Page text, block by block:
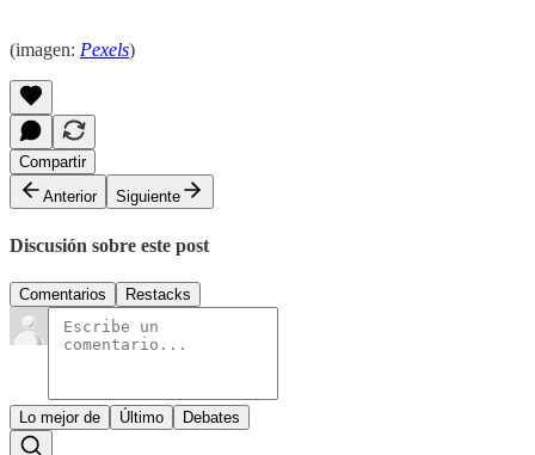
(imagen: Pexels)
Compartir
Anterior
Siguiente
Discusión sobre este post
Comentarios Restacks
Lo mejor de Último Debates